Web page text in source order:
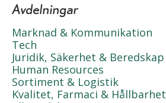
Avdelningar
Marknad & Kommunikation
Tech
Juridik, Säkerhet & Beredskap
Human Resources
Sortiment & Logistik
Kvalitet, Farmaci & Hållbarhet